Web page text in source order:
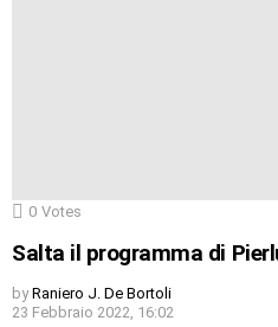
0 Votes
Salta il programma di
by Raniero J. De Bortoli
23 Febbraio 2022, 16:02